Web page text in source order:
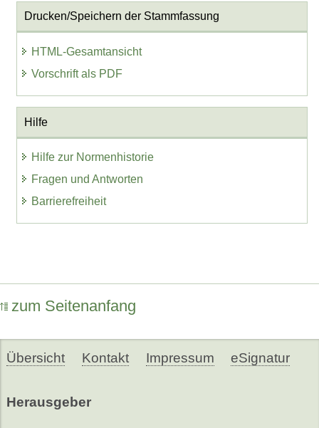
Drucken/Speichern der Stammfassung
HTML-Gesamtansicht
Vorschrift als PDF
Hilfe
Hilfe zur Normenhistorie
Fragen und Antworten
Barrierefreiheit
zum Seitenanfang
Übersicht Kontakt Impressum eSignatur
Herausgeber